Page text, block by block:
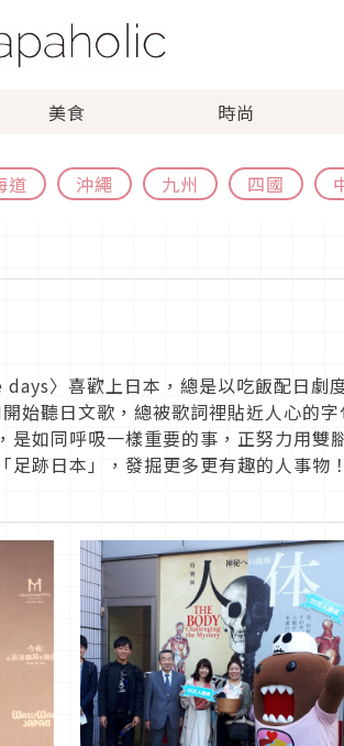
美食 時尚
道 沖繩 九州 四國
〉喜歡上日本，總是以吃飯配日劇
始聽日文歌，總被歌詞裡貼近人心的字
是如同呼吸一樣重要的事，正努力用雙
足跡日本」，發掘更多更有趣的人事物！